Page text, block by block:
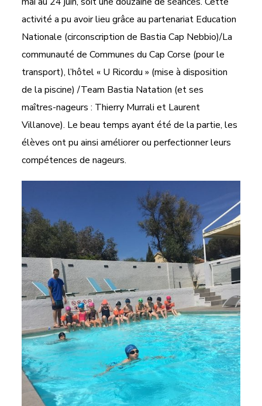
activité a pu avoir lieu grâce au partenariat Education
Nationale (circonscription de Bastia Cap Nebbio)/La
communauté de Communes du Cap Corse (pour le
transport), l’hôtel « U Ricordu » (mise à disposition
de la piscine) /Team Bastia Natation (et ses
maîtres-nageurs : Thierry Murrali et Laurent
Villanove). Le beau temps ayant été de la partie, les
élèves ont pu ainsi améliorer ou perfectionner leurs
compétences de nageurs.